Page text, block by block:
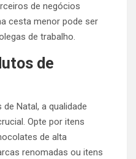
de negócios
cesta menor pode ser
de trabalho.
de
Natal, a qualidade
Opte por itens
de alta
renomadas ou itens